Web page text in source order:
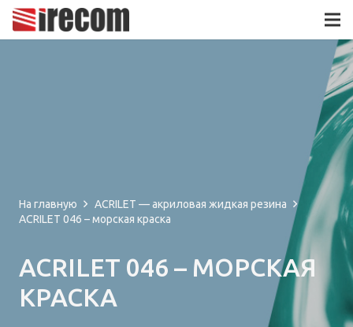
На главную
ACRILET — акриловая жидкая резина
ACRILET 046 – морская краска
ACRILET 046 – МОРСКАЯ
КРАСКА